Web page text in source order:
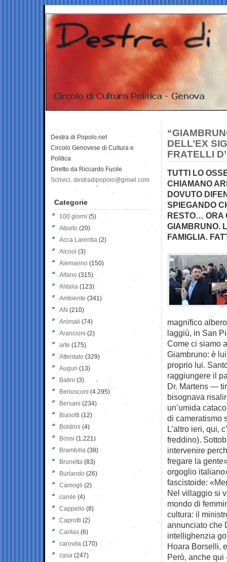
DELL’EX
FRATELLI
TUTTI LO
CHIAMANO
DOVUTO
SPIEGANDO
RESTO… ORA
GIAMBRUNO.
FAMIGLIA.
magnifico
laggiù, in San
Come ci siamo
Giambruno: è
proprio lui.
raggiungere il
Dr. Martens —
bisognava
un’umida
di cameratismo
L’altro ieri, qui,
freddino).
intervenire
fregare la
orgoglio
fascistoide:
Nel villaggio si
mondo di
cultura: il
annunciato che
intellighenzia
Hoara Borselli,
Però, anche
Destra di Popolo.net
Circolo Genovese di Cultura e
Politica
Diretto da Riccardo Fucile
Scrivici: destradipopolo@gmail.com
Categorie
100 giorni (5)
Aborto (20)
Acca Larentia (2)
Alcool (3)
Alemanno (150)
Alfano (315)
Alitalia (123)
Ambiente (341)
AN (210)
Animali (74)
Arancioni (2)
arte (175)
Attentato (329)
Auguri (13)
Batini (3)
Berlusconi (4.295)
Bersani (234)
Biasotti (12)
Boldrini (4)
Bossi (1.221)
Brambilla (38)
Brunetta (83)
Burlando (26)
Camogli (2)
canile (4)
Cappello (8)
Caprotti (2)
Caritas (6)
carovita (170)
casa (247)